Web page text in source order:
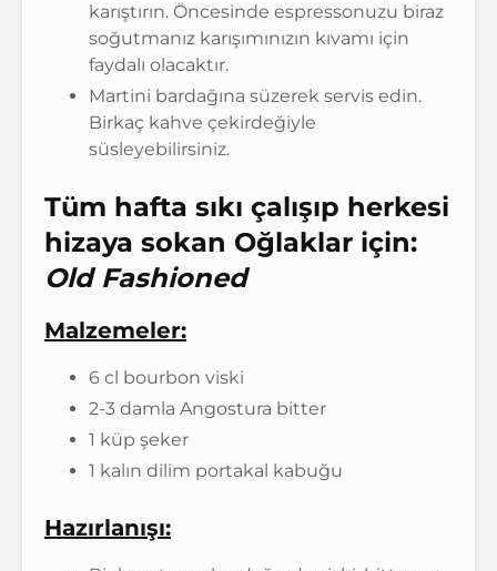
karıştırın. Öncesinde espressonuzu biraz
soğutmanız karışımınızın kıvamı için
faydalı olacaktır.
Martini bardağına süzerek servis edin.
Birkaç kahve çekirdeğiyle
süsleyebilirsiniz.
Tüm hafta sıkı çalışıp herkesi
hizaya sokan Oğlaklar için:
Old Fashioned
Malzemeler:
6 cl bourbon viski
2-3 damla Angostura bitter
1 küp şeker
1 kalın dilim portakal kabuğu
Hazırlanışı: